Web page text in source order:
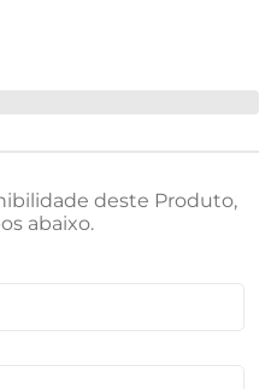
deste Produto,
abaixo.